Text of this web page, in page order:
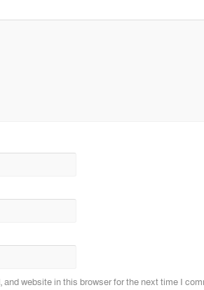
and website in this browser for the next time I